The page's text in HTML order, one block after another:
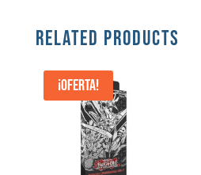
RELATED PRODUCTS
Nuevo producto
¡Oferta!